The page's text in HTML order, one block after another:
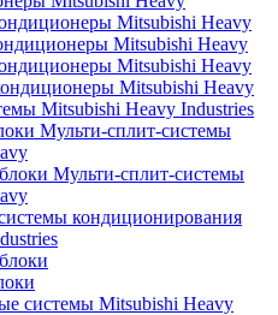
Mitsubishi Heavy
Mitsubishi Heavy
Mitsubishi Heavy
Mitsubishi Heavy
Mitsubishi Heavy Industries
Мульти-сплит-системы
Мульти-сплит-системы
кондиционирования
системы Mitsubishi Heavy